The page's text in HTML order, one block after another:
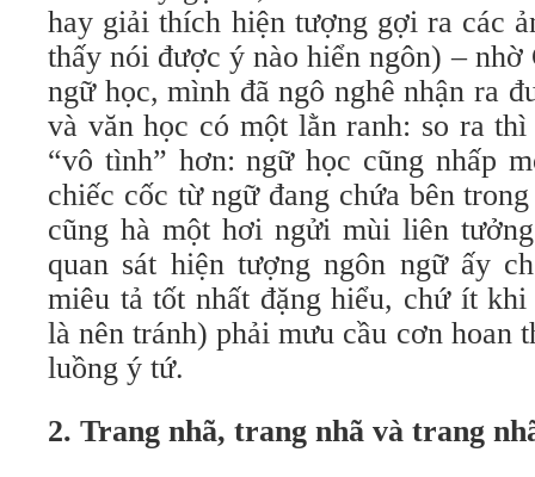
hay giải thích hiện tượng gợi ra các
thấy nói được ý nào hiển ngôn) –
ngữ học, mình đã ngô nghê nhận ra
và văn học có một lằn ranh: so ra
“vô tình” hơn: ngữ học cũng nhấp
chiếc cốc từ ngữ đang chứa bên
cũng hà một hơi ngửi mùi liên
quan sát hiện tượng ngôn ngữ ấy
miêu tả tốt nhất đặng hiểu, chứ ít
là nên tránh) phải mưu cầu cơn hoan
luồng ý tứ.
2. Trang nhã, trang nhã và trang